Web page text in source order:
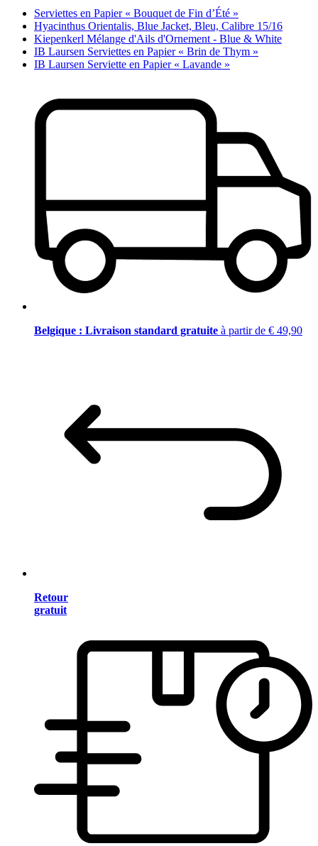
Serviettes en Papier « Bouquet de Fin d’Été »
Hyacinthus Orientalis, Blue Jacket, Bleu, Calibre 15/16
Kiepenkerl Mélange d'Ails d'Ornement - Blue & White
IB Laursen Serviettes en Papier « Brin de Thym »
IB Laursen Serviette en Papier « Lavande »
Belgique : Livraison standard gratuite à partir de € 49,90
Retour
gratuit